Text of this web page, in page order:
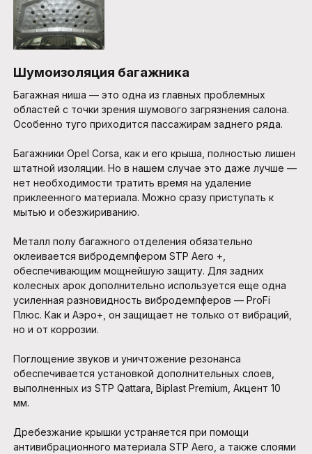
Шумоизоляция багажника
Багажная ниша — это одна из главных проблемных
областей с точки зрения шумового загрязнения салона.
Особенно туго приходится пассажирам заднего ряда.
Багажники Opel Corsa, как и его крыша, полностью лишен
штатной изоляции. Но в нашем случае это даже лучше —
нет необходимости тратить время на удаление
приклеенного материала. Можно сразу приступать к
мытью и обезжириванию.
Металл полу багажного отделения обязательно
оклеивается вибродемпфером STP Aero +,
обеспечивающим мощнейшую защиту. Для задних
колесных арок дополнительно используется еще одна
усиленная разновидность вибродемпферов — ProFi
Плюс. Как и Аэро+, он защищает не только от вибраций,
но и от коррозии.
Поглощение звуков и уничтожение резонанса
обеспечивается установкой дополнительных слоев,
выполненных из STP Qattara, Biplast Premium, Акцент 10
мм.
Дребезжание крышки устраняется при помощи
антивибрационного материала STP Aero, а также слоями